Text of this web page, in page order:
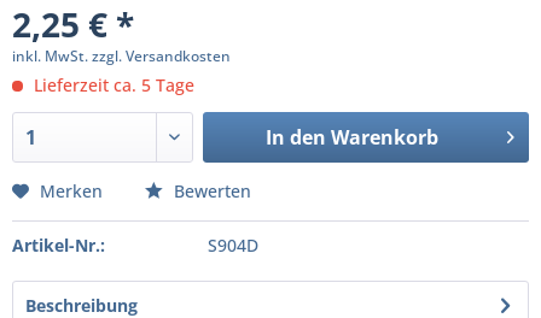
2,25 € *
inkl. MwSt.zzgl. Versandkosten
Lieferzeit ca. 5 Tage
In den Warenkorb
Merken Bewerten
Artikel-Nr.: S904D
Beschreibung